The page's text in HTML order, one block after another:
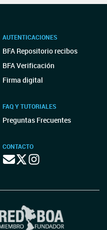
AUTENTICACIONES
BFA Repositorio recibos
BFA Verificación
Firma digital
FAQ Y TUTORIALES
Preguntas Frecuentes
CONTACTO